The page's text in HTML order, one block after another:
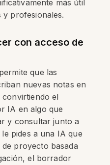
más útil
y profesionales.
con acceso de
que las
nuevas notas en
el
IA en algo que
y consultar junto a
pides a una IA que
proyecto basada
el borrador